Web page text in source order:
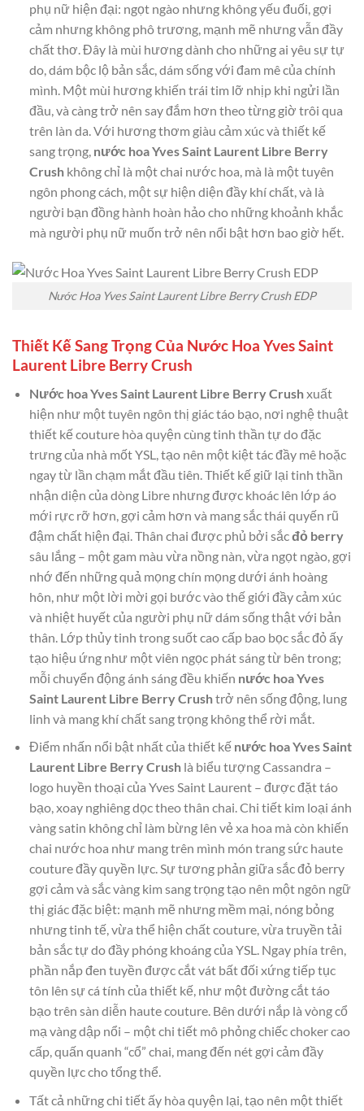
phụ nữ hiện đại: ngọt ngào nhưng không yếu đuối, gợi
cảm nhưng không phô trương, mạnh mẽ nhưng vẫn đầy
chất thơ. Đây là mùi hương dành cho những ai yêu sự tự
do, dám bộc lộ bản sắc, dám sống với đam mê của chính
mình. Một mùi hương khiến trái tim lỡ nhịp khi ngửi lần
đầu, và càng trở nên say đắm hơn theo từng giờ trôi qua
trên làn da. Với hương thơm giàu cảm xúc và thiết kế
sang trọng, nước hoa Yves Saint Laurent Libre Berry
Crushkhông chỉ là một chai nước hoa, mà là một tuyên
ngôn phong cách, một sự hiện diện đầy khí chất, và là
người bạn đồng hành hoàn hảo cho những khoảnh khắc
mà người phụ nữ muốn trở nên nổi bật hơn bao giờ hết.
Nước Hoa Yves Saint Laurent Libre Berry Crush EDP
Thiết Kế Sang Trọng Của Nước Hoa Yves Saint
Laurent Libre Berry Crush
Nước hoa Yves Saint Laurent Libre Berry Crushxuất
hiện như một tuyên ngôn thị giác táo bạo, nơi nghệ thuật
thiết kế couture hòa quyện cùng tinh thần tự do đặc
trưng của nhà mốt YSL, tạo nên một kiệt tác đầy mê hoặc
ngay từ lần chạm mắt đầu tiên. Thiết kế giữ lại tinh thần
nhận diện của dòng Libre nhưng được khoác lên lớp áo
mới rực rỡ hơn, gợi cảm hơn và mang sắc thái quyến rũ
đậm chất hiện đại. Thân chai được phủ bởi sắcđỏ berry
sâu lắng – một gam màu vừa nồng nàn, vừa ngọt ngào, gợi
nhớ đến những quả mọng chín mọng dưới ánh hoàng
hôn, như một lời mời gọi bước vào thế giới đầy cảm xúc
và nhiệt huyết của người phụ nữ dám sống thật với bản
thân. Lớp thủy tinh trong suốt cao cấp bao bọc sắc đỏ ấy
tạo hiệu ứng như một viên ngọc phát sáng từ bên trong;
mỗi chuyển động ánh sáng đều khiến nước hoa Yves
Saint Laurent Libre Berry Crushtrở nên sống động, lung
linh và mang khí chất sang trọng không thể rời mắt.
Điểm nhấn nổi bật nhất của thiết kế nước hoa Yves Saint
Laurent Libre Berry Crushlà biểu tượng Cassandra –
logo huyền thoại của Yves Saint Laurent – được đặt táo
bạo, xoay nghiêng dọc theo thân chai. Chi tiết kim loại ánh
vàng satin không chỉ làm bừng lên vẻ xa hoa mà còn khiến
chai nước hoa như mang trên mình món trang sức haute
couture đầy quyền lực. Sự tương phản giữa sắc đỏ berry
gợi cảm và sắc vàng kim sang trọng tạo nên một ngôn ngữ
thị giác đặc biệt: mạnh mẽ nhưng mềm mại, nóng bỏng
nhưng tinh tế, vừa thể hiện chất couture, vừa truyền tải
bản sắc tự do đầy phóng khoáng của YSL. Ngay phía trên,
phần nắp đen tuyền được cắt vát bất đối xứng tiếp tục
tôn lên sự cá tính của thiết kế, như một đường cắt táo
bạo trên sàn diễn haute couture. Bên dưới nắp là vòng cổ
mạ vàng dập nổi – một chi tiết mô phỏng chiếc choker cao
cấp, quấn quanh “cổ” chai, mang đến nét gợi cảm đầy
quyền lực cho tổng thể.
Tất cả những chi tiết ấy hòa quyện lại, tạo nên một thiết